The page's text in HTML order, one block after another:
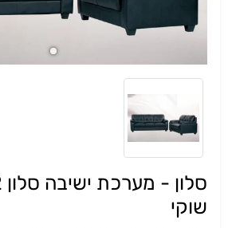
שוקי